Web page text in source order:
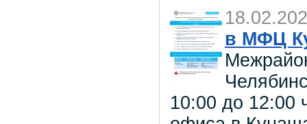
в МФЦ
10:00 до 12:00